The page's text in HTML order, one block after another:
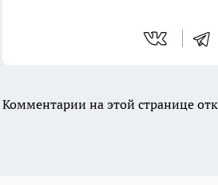
Комментарии на этой странице